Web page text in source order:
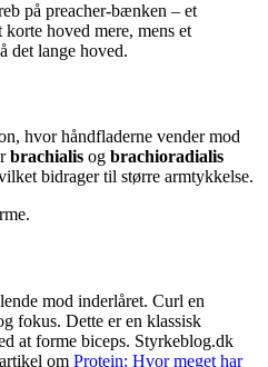
på preacher-bænken – et
hoved mere, mens et
det lange hoved.
hvor håndfladerne vender mod
brachialis og brachioradialis
bidrager til større armtykkelse.
mod inderlåret. Curl en
fokus. Dette er en klassisk
at forme biceps. Styrkeblog.dk
om Protein: Hvor meget har